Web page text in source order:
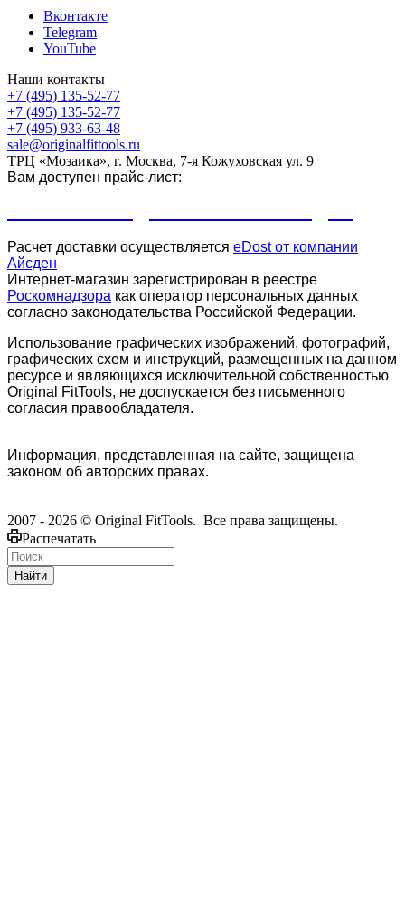
Вконтакте
Telegram
YouTube
Наши контакты
+7 (495) 135-52-77
+7 (495) 135-52-77
+7 (495) 933-63-48
sale@originalfittools.ru
ТРЦ «Мозаика», г. Москва, 7-я Кожуховская ул. 9
Вам доступен прайс-лист:
Расчет доставки осуществляется eDost от компании
Айсден
Интернет-магазин зарегистрирован в реестре
Роскомнадзора как оператор персональных данных
согласно законодательства Российской Федерации.
Использование графических изображений, фотографий,
графических схем и инструкций, размещенных на данном
ресурсе и являющихся исключительной собственностью
Original FitTools, не доспускается без письменного
согласия правообладателя.
Информация, представленная на сайте, защищена
законом об авторских правах.
2007 - 2026 © Original FitTools. Все права защищены.
Распечатать
Найти